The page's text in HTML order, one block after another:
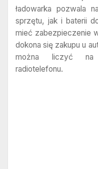
ładowarka pozwala
sprzętu, jak i baterii
mieć zabezpieczenie
dokona się zakupu u
można liczyć na
radiotelefonu.